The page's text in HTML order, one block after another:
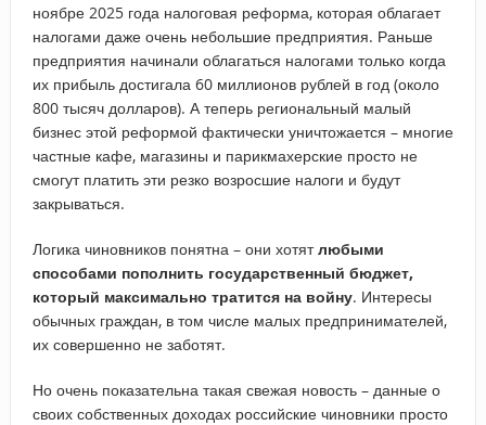
ноябре 2025 года налоговая реформа, которая облагает
налогами даже очень небольшие предприятия. Раньше
предприятия начинали облагаться налогами только когда
их прибыль достигала 60 миллионов рублей в год (около
800 тысяч долларов). А теперь региональный малый
бизнес этой реформой фактически уничтожается – многие
частные кафе, магазины и парикмахерские просто не
смогут платить эти резко возросшие налоги и будут
закрываться.
Логика чиновников понятна – они хотятлюбыми
способами пополнить государственный бюджет,
который максимально тратится на войну. Интересы
обычных граждан, в том числе малых предпринимателей,
их совершенно не заботят.
Но очень показательна такая свежая новость – данные о
своих собственных доходах российские чиновники просто